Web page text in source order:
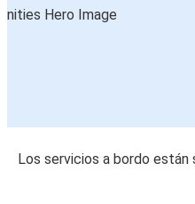
Los servicios a bordo están